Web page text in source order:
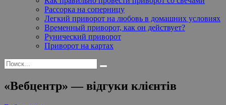
Рассорка на соперницу
Легкий приворот на любовь в домашних условиях
Временный приворот, как он действует?
Рунический приворот
Приворот на картах
«Вебцентр» — відгуки клієнтів